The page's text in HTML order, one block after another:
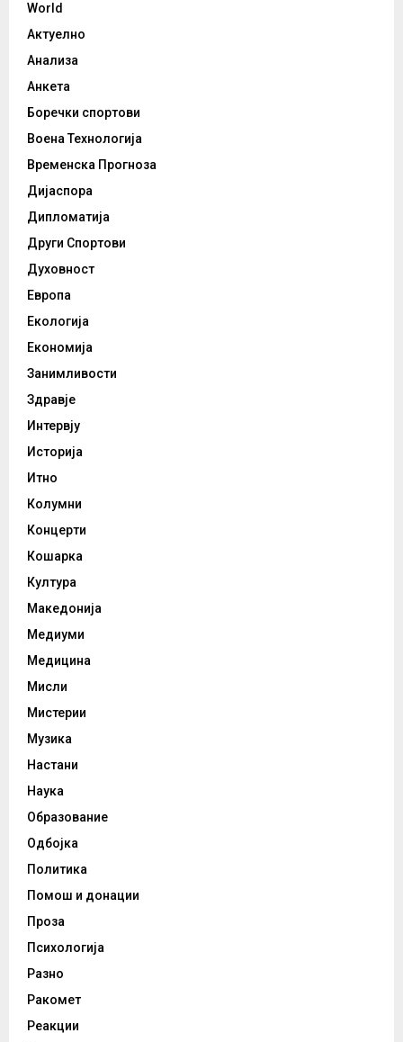
World
Актуелно
Анализа
Анкета
Боречки спортови
Воена Технологија
Временска Прогноза
Дијаспора
Дипломатија
Други Спортови
Духовност
Европа
Екологија
Економија
Занимливости
Здравје
Интервју
Историја
Итно
Колумни
Концерти
Кошарка
Култура
Македонија
Медиуми
Медицина
Мисли
Мистерии
Музика
Настани
Наука
Образование
Одбојка
Политика
Помош и донации
Проза
Психологија
Разно
Ракомет
Реакции